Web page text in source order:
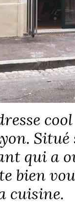
cool
qui a
bien
cuisine.